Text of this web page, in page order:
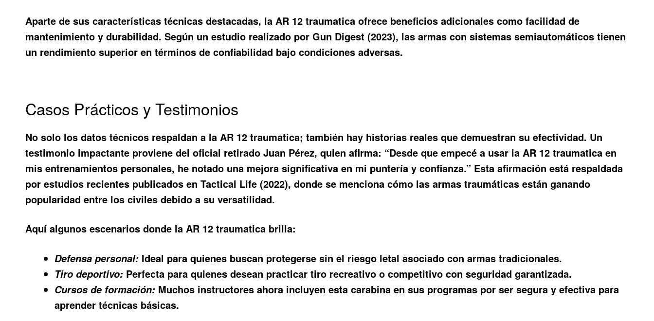
Aparte de sus características técnicas destacadas, la AR 12 traumatica ofrece beneficios adicionales como facilidad de
mantenimiento y durabilidad. Según un estudio realizado por Gun Digest (2023), las armas con sistemas semiautomáticos tienen
un rendimiento superior en términos de confiabilidad bajo condiciones adversas.
Casos Prácticos y Testimonios
No solo los datos técnicos respaldan a la AR 12 traumatica; también hay historias reales que demuestran su efectividad. Un
testimonio impactante proviene del oficial retirado Juan Pérez, quien afirma: “Desde que empecé a usar la AR 12 traumatica en
mis entrenamientos personales, he notado una mejora significativa en mi puntería y confianza.” Esta afirmación está respaldada
por estudios recientes publicados en Tactical Life (2022), donde se menciona cómo las armas traumáticas están ganando
popularidad entre los civiles debido a su versatilidad.
Aquí algunos escenarios donde la AR 12 traumatica brilla:
Defensa personal: Ideal para quienes buscan protegerse sin el riesgo letal asociado con armas tradicionales.
Tiro deportivo: Perfecta para quienes desean practicar tiro recreativo o competitivo con seguridad garantizada.
Cursos de formación: Muchos instructores ahora incluyen esta carabina en sus programas por ser segura y efectiva para
aprender técnicas básicas.